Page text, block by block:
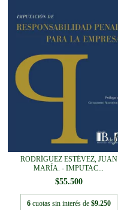
RODRÍGUEZ ESTÉVEZ, JUAN
MARÍA. - IMPUTAC...
$55.500
6 cuotas sin interés de $9.250